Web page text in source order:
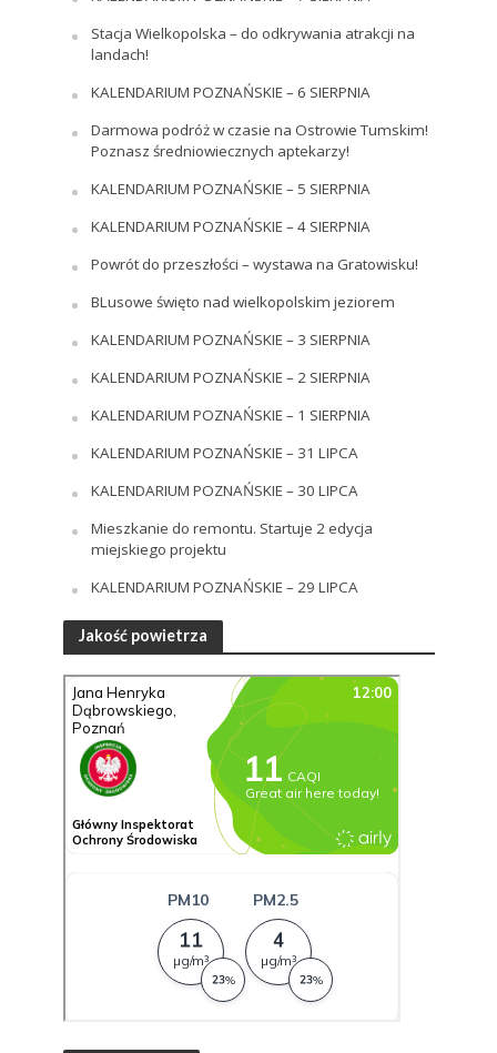
Stacja Wielkopolska – do odkrywania atrakcji na
landach!
KALENDARIUM POZNAŃSKIE – 6 SIERPNIA
Darmowa podróż w czasie na Ostrowie Tumskim!
Poznasz średniowiecznych aptekarzy!
KALENDARIUM POZNAŃSKIE – 5 SIERPNIA
KALENDARIUM POZNAŃSKIE – 4 SIERPNIA
Powrót do przeszłości – wystawa na Gratowisku!
BLusowe święto nad wielkopolskim jeziorem
KALENDARIUM POZNAŃSKIE – 3 SIERPNIA
KALENDARIUM POZNAŃSKIE – 2 SIERPNIA
KALENDARIUM POZNAŃSKIE – 1 SIERPNIA
KALENDARIUM POZNAŃSKIE – 31 LIPCA
KALENDARIUM POZNAŃSKIE – 30 LIPCA
Mieszkanie do remontu. Startuje 2 edycja
miejskiego projektu
KALENDARIUM POZNAŃSKIE – 29 LIPCA
Jakość powietrza